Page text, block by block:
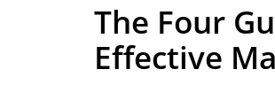
The Four
Effective